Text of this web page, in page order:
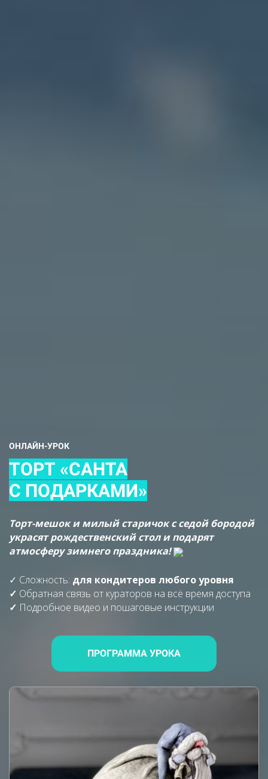
ОНЛАЙН-УРОК
ТОРТ «САНТА
С ПОДАРКАМИ»
Торт-мешок и милый старичок с седой бородой
украсят рождественский стол и подарят
атмосферу зимнего праздника!
✓ Сложность: для кондитеров любого уровня
✓ Обратная связь от кураторов на всё время доступа
✓ Подробное видео и пошаговые инструкции
ПРОГРАММА УРОКА